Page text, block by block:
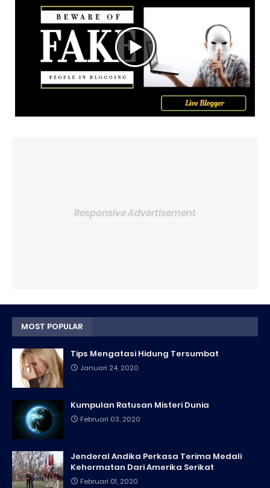
Responsive Advertisement
MOST POPULAR
Tips Mengatasi Hidung Tersumbat
Januari 24, 2020
Kumpulan Ratusan Misteri Dunia
Februari 03, 2020
Jenderal Andika Perkasa Terima Medali
Kehormatan Dari Amerika Serikat
Februari 01, 2020